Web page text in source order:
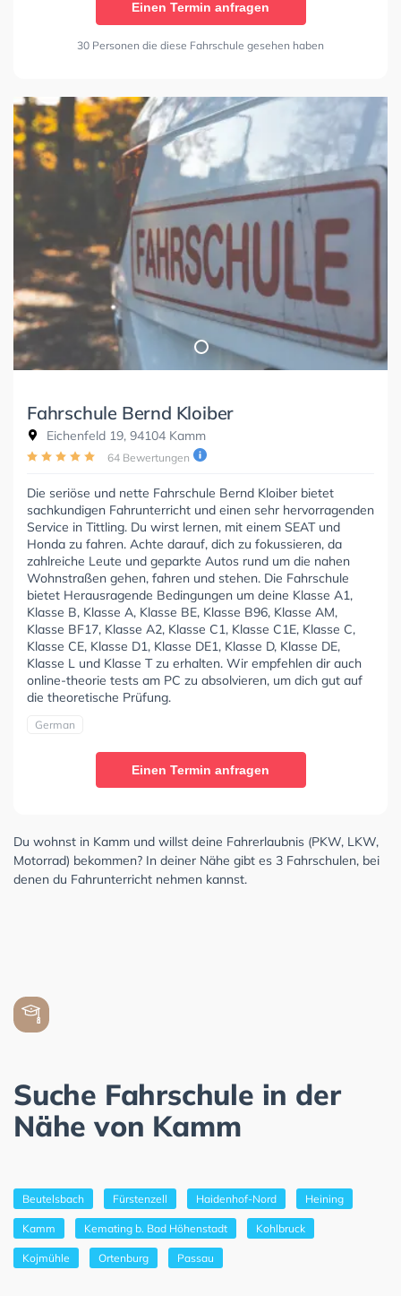
Einen Termin anfragen
30 Personen die diese Fahrschule gesehen haben
Fahrschule Bernd Kloiber
Eichenfeld 19, 94104 Kamm
64 Bewertungen
Die seriöse und nette Fahrschule Bernd Kloiber bietet
sachkundigen Fahrunterricht und einen sehr hervorragenden
Service in Tittling. Du wirst lernen, mit einem SEAT und
Honda zu fahren. Achte darauf, dich zu fokussieren, da
zahlreiche Leute und geparkte Autos rund um die nahen
Wohnstraßen gehen, fahren und stehen. Die Fahrschule
bietet Herausragende Bedingungen um deine Klasse A1,
Klasse B, Klasse A, Klasse BE, Klasse B96, Klasse AM,
Klasse BF17, Klasse A2, Klasse C1, Klasse C1E, Klasse C,
Klasse CE, Klasse D1, Klasse DE1, Klasse D, Klasse DE,
Klasse L und Klasse T zu erhalten. Wir empfehlen dir auch
online-theorie tests am PC zu absolvieren, um dich gut auf
die theoretische Prüfung.
German
Einen Termin anfragen
Du wohnst in Kamm und willst deine Fahrerlaubnis (PKW, LKW,
Motorrad) bekommen? In deiner Nähe gibt es 3 Fahrschulen, bei
denen du Fahrunterricht nehmen kannst.
Suche Fahrschule in der
Nähe von Kamm
Beutelsbach Fürstenzell Haidenhof-Nord Heining
Kamm Kemating b. Bad Höhenstadt Kohlbruck
Kojmühle Ortenburg Passau